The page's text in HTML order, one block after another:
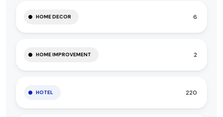
HOME DECOR 6
HOME IMPROVEMENT 2
HOTEL 220